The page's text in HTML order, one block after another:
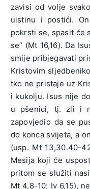
zavisi od volje
uistinu i postići.
pokrsti se, spasit će
se” (Mt 16,16). Da
smije pribjegavati
Kristovim
tko ne pristaje uz
i kukolju. Isus nije
u pšenici, tj. zli i
zapovjedio da se
do konca svijeta, a
(usp. Mt 13,30.40-
Mesija koji će
pritom se služiti
Mt 4,8-10; Iv 6,15),